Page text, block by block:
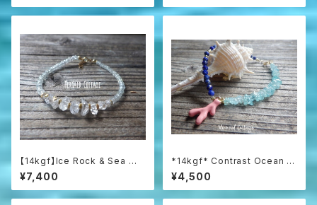
【14kgf】Ice Rock & Sea 氷
粒のハーキマー＆アクアマリン
ブレスレット
¥7,400
*14kgf* Contrast Ocean Br
acelet 海のコントラスト☆ハ
ーフ＆ハーフブレスレット
¥4,500